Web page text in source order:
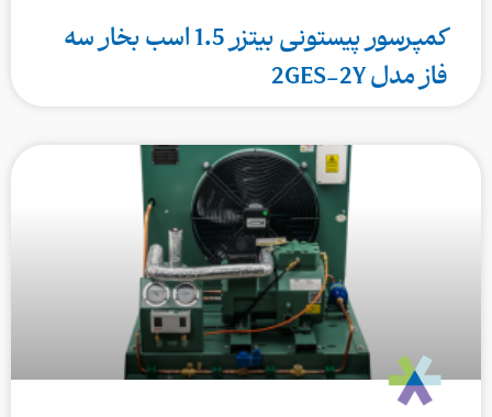
کمپرسور پیستونی بیتزر 1.5 اسب بخار سه
فاز مدل 2GES-2Y